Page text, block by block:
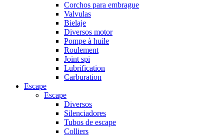
Corchos para embrague
Valvulas
Bielaje
Diversos motor
Pompe à huile
Roulement
Joint spi
Lubrification
Carburation
Escape
Escape
Diversos
Silenciadores
Tubos de escape
Colliers